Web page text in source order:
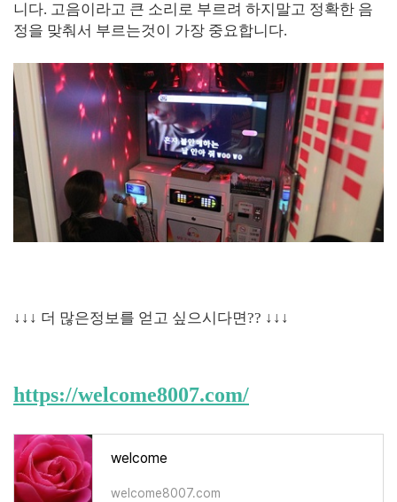
니다. 고음이라고 큰 소리로 부르려 하지말고 정확한 음
정을 맞춰서 부르는것이 가장 중요합니다.
↓↓↓ 더 많은정보를 얻고 싶으시다면?? ↓↓↓
https://welcome8007.com/
welcome
welcome8007.com